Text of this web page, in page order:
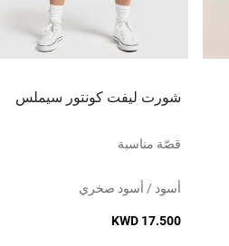
شورت ليفت كونتور سيملس
قصّة مناسبة
أسود / أسود صخري
KWD 17.500